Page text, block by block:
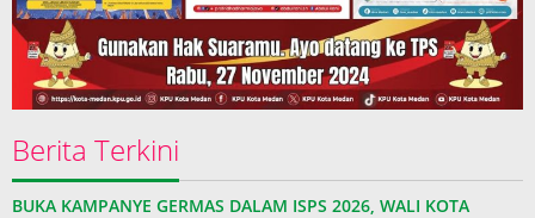
Berita Terkini
BUKA KAMPANYE GERMAS DALAM ISPS 2026, WALI KOTA